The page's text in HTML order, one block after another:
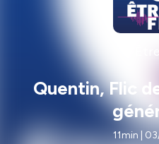
Quentin, Flic
11min |